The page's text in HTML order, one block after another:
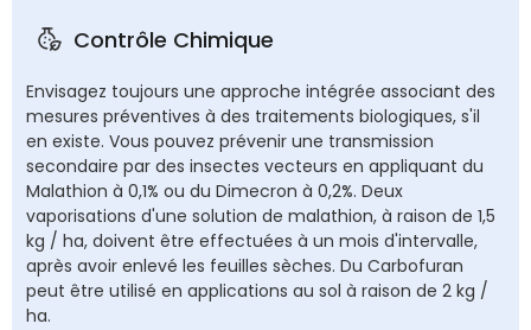
Contrôle Chimique
Envisagez toujours une approche intégrée associant des
mesures préventives à des traitements biologiques, s'il
en existe. Vous pouvez prévenir une transmission
secondaire par des insectes vecteurs en appliquant du
Malathion à 0,1% ou du Dimecron à 0,2%. Deux
vaporisations d'une solution de malathion, à raison de 1,5
kg / ha, doivent être effectuées à un mois d'intervalle,
après avoir enlevé les feuilles sèches. Du Carbofuran
peut être utilisé en applications au sol à raison de 2 kg /
ha.